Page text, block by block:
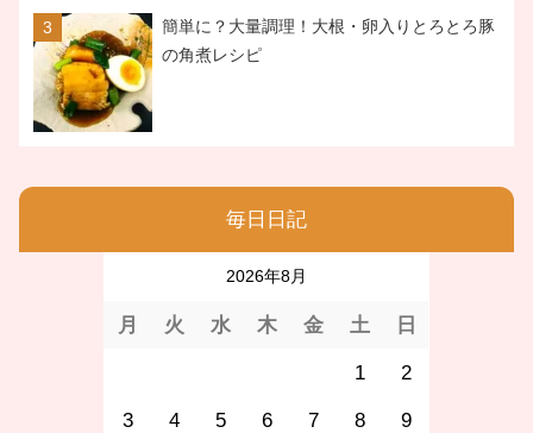
簡単に？大量調理！大根・卵入りとろとろ豚
の角煮レシピ
毎日日記
2026年8月
月 火 水 木 金 土 日
1 2
3 4 5 6 7 8 9